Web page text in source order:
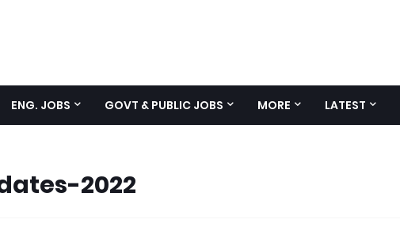
ENG. JOBS GOVT & PUBLIC JOBS MORE LATEST
2022